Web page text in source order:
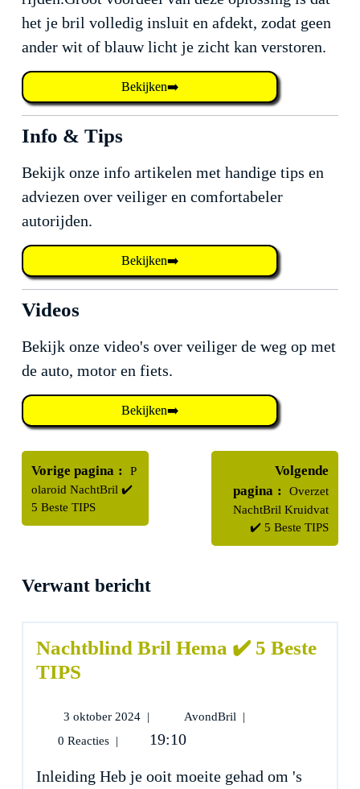
het je bril volledig insluit en afdekt, zodat geen
ander wit of blauw licht je zicht kan verstoren.
Bekijken➡️
Info & Tips
Bekijk onze info artikelen met handige tips en
adviezen over veiliger en comfortabeler
autorijden.
Bekijken➡️
Videos
Bekijk onze video's over veiliger de weg op met
de auto, motor en fiets.
Bekijken➡️
Bericht
navigatie
Vorige pagina
Oudere
berichten
P
olaroid NachtBril ✔️
5 Beste TIPS
Volgende
pagina
Nieuwere
berichten
Overzet
NachtBril Kruidvat
✔️ 5 Beste TIPS
Verwant bericht
Nachtblind Bril Hema ✔️ 5 Beste
TIPS
3 oktober 2024 3
2024
| AvondBril
Nachtblind
5
|
0 Reacties | 19:10
Inleiding Heb je ooit moeite gehad om 's